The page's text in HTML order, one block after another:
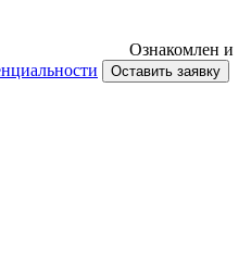
Ознакомлен и
Оставить заявку